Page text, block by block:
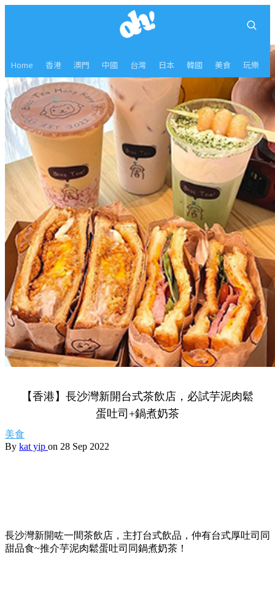
Home 香港 澳門 中國 台灣 日本 韓國 美食 玩樂
【香港】長沙灣新開台式茶飲店，必試芋泥肉鬆
蛋吐司+鍋煮奶茶
美食
By kat yip on 28 Sep 2022
長沙灣新開咗一間茶飲店，主打台式飲品，仲有台式厚吐司同
甜品食~推介芋泥肉鬆蛋吐司同鍋煮奶茶！